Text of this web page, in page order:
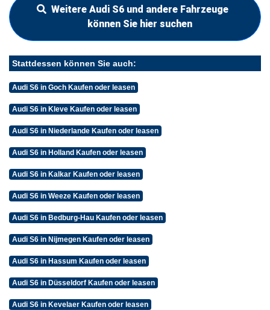
Weitere Audi S6 und andere Fahrzeuge
können Sie hier suchen
Stattdessen können Sie auch:
Audi S6 in Goch Kaufen oder leasen
Audi S6 in Kleve Kaufen oder leasen
Audi S6 in Niederlande Kaufen oder leasen
Audi S6 in Holland Kaufen oder leasen
Audi S6 in Kalkar Kaufen oder leasen
Audi S6 in Weeze Kaufen oder leasen
Audi S6 in Bedburg-Hau Kaufen oder leasen
Audi S6 in Nijmegen Kaufen oder leasen
Audi S6 in Hassum Kaufen oder leasen
Audi S6 in Düsseldorf Kaufen oder leasen
Audi S6 in Kevelaer Kaufen oder leasen